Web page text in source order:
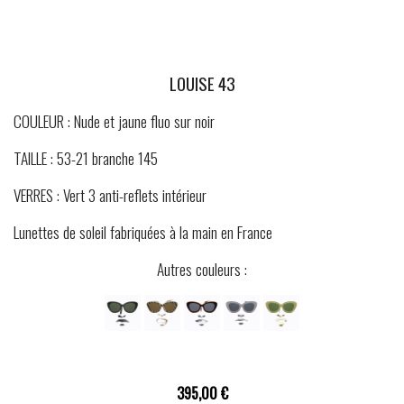
LOUISE 43
COULEUR : Nude et jaune fluo sur noir
TAILLE : 53-21 branche 145
VERRES : Vert 3 anti-reflets intérieur
Lunettes de soleil fabriquées à la main en France
Autres couleurs :
395,00 €